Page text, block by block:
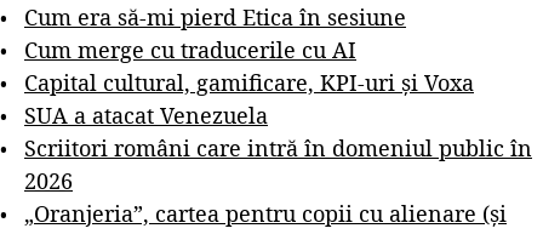
Cum era să-mi pierd Etica în sesiune
Cum merge cu traducerile cu AI
Capital cultural, gamificare, KPI-uri și Voxa
SUA a atacat Venezuela
Scriitori români care intră în domeniul public în
2026
„Oranjeria”, cartea pentru copii cu alienare (și